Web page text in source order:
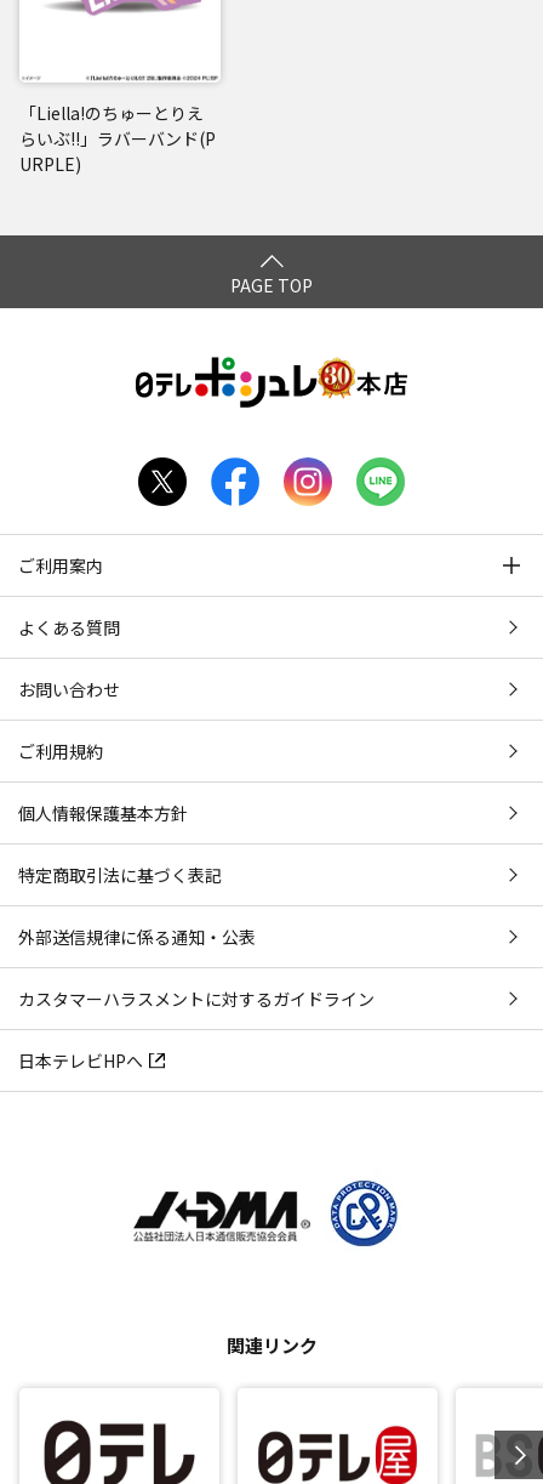
「Liella!のちゅーとりえ
らいぶ!!」ラバーバンド(P
URPLE)
PAGE TOP
ご利用案内
よくある質問
お問い合わせ
ご利用規約
個人情報保護基本方針
特定商取引法に基づく表記
外部送信規律に係る通知・公表
カスタマーハラスメントに対するガイドライン
日本テレビHPへ
関連リンク